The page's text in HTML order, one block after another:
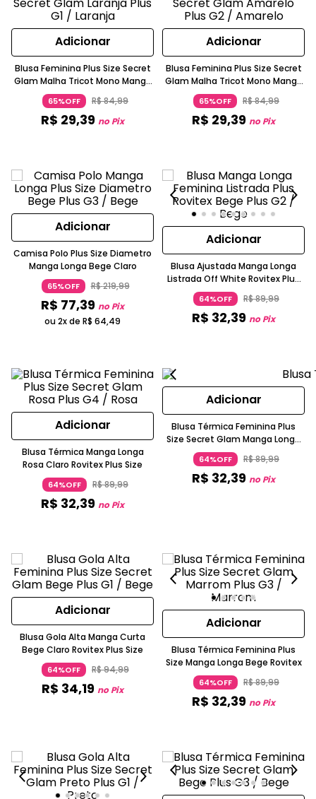
Adicionar
Blusa Feminina Plus Size Secret
Glam Malha Tricot Mono Manga
Curta Laranja
65%OFF R$84,99
R$ 29,39 no Pix
Adicionar
Blusa Feminina Plus Size Secret
Glam Malha Tricot Mono Manga
Curta Amarelo Escuro
65%OFF R$84,99
R$ 29,39 no Pix
Adicionar
Camisa Polo Plus Size Diametro
Manga Longa Bege Claro
65%OFF R$219,99
R$ 77,39 no Pix
ou 2x de R$ 64,49
Adicionar
Blusa Ajustada Manga Longa
Listrada Off White Rovitex Plus
Size
64%OFF R$89,99
R$ 32,39 no Pix
Adicionar
Blusa Térmica Manga Longa
Rosa Claro Rovitex Plus Size
64%OFF R$89,99
R$ 32,39 no Pix
Adicionar
Blusa Térmica Feminina Plus
Size Secret Glam Manga Longa
Chumbo
64%OFF R$89,99
R$ 32,39 no Pix
Adicionar
Blusa Gola Alta Manga Curta
Bege Claro Rovitex Plus Size
64%OFF R$94,99
R$ 34,19 no Pix
Adicionar
Blusa Térmica Feminina Plus
Size Manga Longa Bege Rovitex
64%OFF R$89,99
R$ 32,39 no Pix